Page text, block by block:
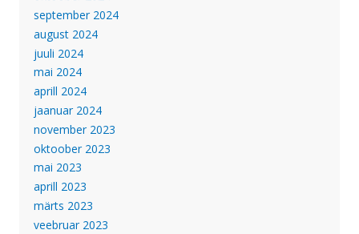
september 2024
august 2024
juuli 2024
mai 2024
aprill 2024
jaanuar 2024
november 2023
oktoober 2023
mai 2023
aprill 2023
märts 2023
veebruar 2023